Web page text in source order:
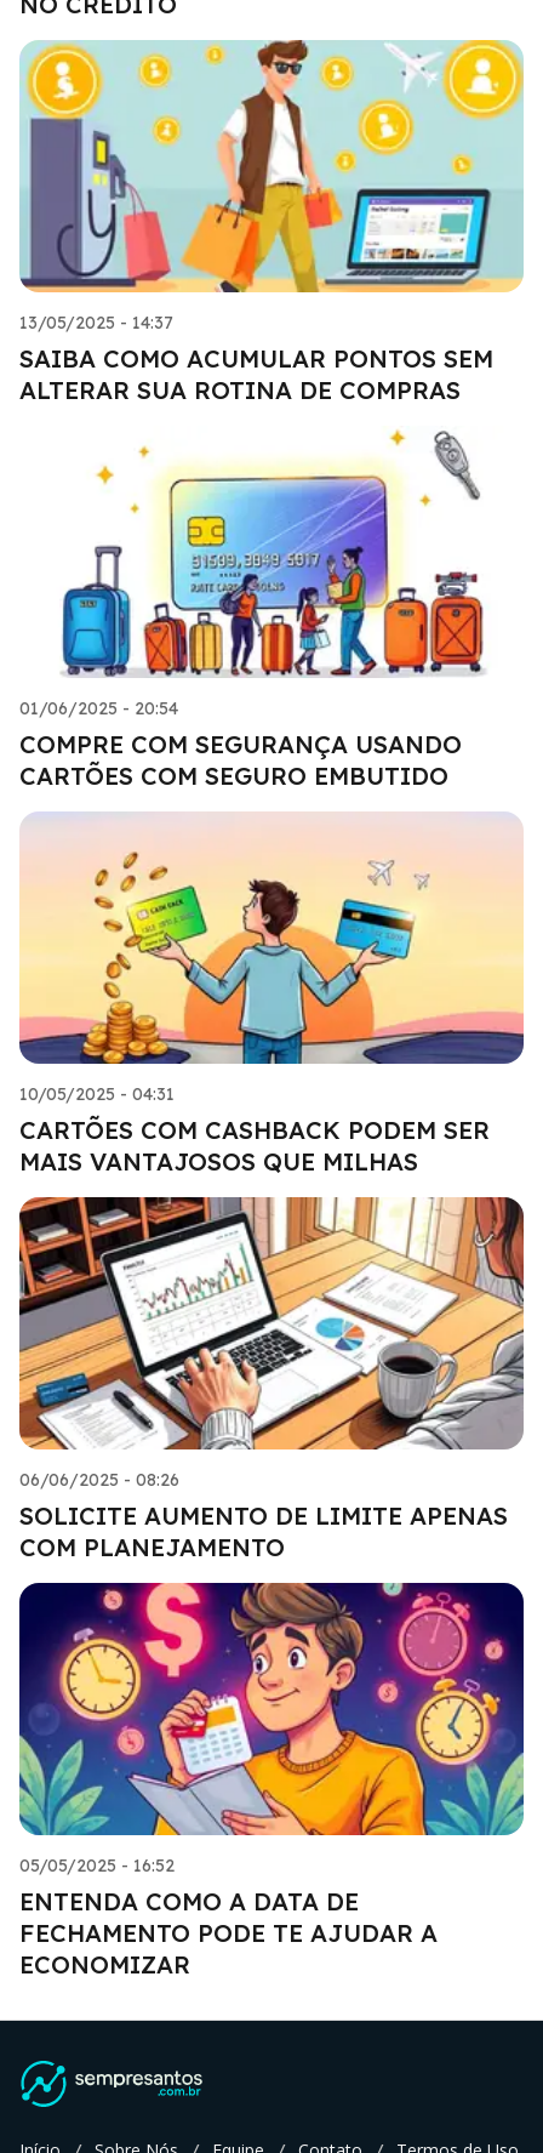
13/05/2025 - 14:37
SAIBA COMO ACUMULAR PONTOS SEM
ALTERAR SUA ROTINA DE COMPRAS
01/06/2025 - 20:54
COMPRE COM SEGURANÇA USANDO
CARTÕES COM SEGURO EMBUTIDO
10/05/2025 - 04:31
CARTÕES COM CASHBACK PODEM SER
MAIS VANTAJOSOS QUE MILHAS
06/06/2025 - 08:26
SOLICITE AUMENTO DE LIMITE APENAS
COM PLANEJAMENTO
05/05/2025 - 16:52
ENTENDA COMO A DATA DE
FECHAMENTO PODE TE AJUDAR A
ECONOMIZAR